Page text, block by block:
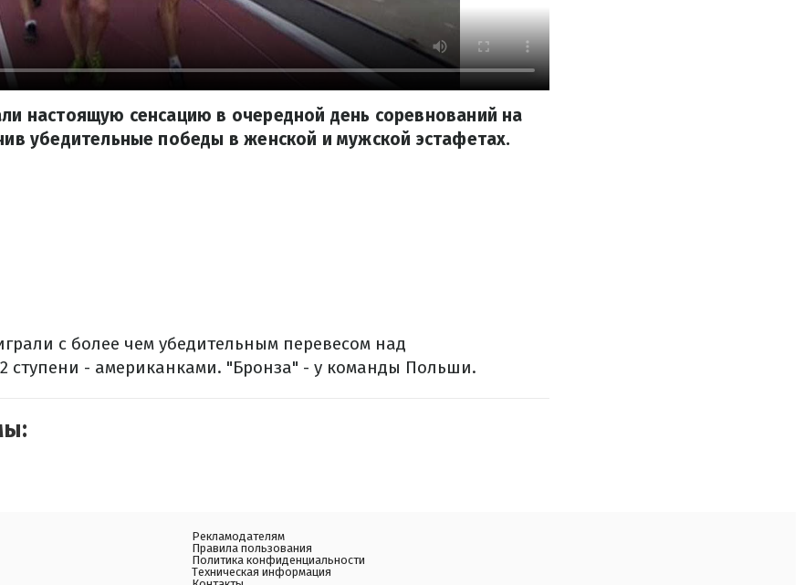
настоящую сенсацию в очередной день соревнований на
убедительные победы в женской и мужской эстафетах.
с более чем убедительным перевесом над
ступени - американками. "Бронза" - у команды Польши.
Рекламодателям
Правила пользования
Политика конфиденциальности
Техническая информация